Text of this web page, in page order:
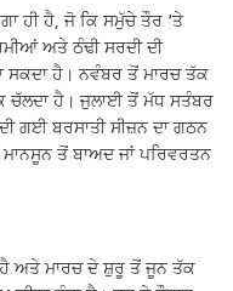
ਹੀ ਹੈ, ਜੋ ਕਿ ਸਮੁੱਚੇ ਤੌਰ ‘ਤੇ
ਅਤੇ ਠੰਢੀ ਸਰਦੀ ਦੀ
ਸਕਦਾ ਹੈ। ਨਵੰਬਰ ਤੋਂ ਮਾਰਚ ਤੱਕ
ਹੈ। ਜੁਲਾਈ ਤੋਂ ਮੱਧ ਸਤੰਬਰ
ਗਈ ਬਰਸਾਤੀ ਸੀਜ਼ਨ ਦਾ ਗਠਨ
ਤੋਂ ਬਾਅਦ ਜਾਂ ਪਰਿਵਰਤਨ
ਹੈ ਅਤੇ ਮਾਰਚ ਦੇ ਸ਼ੁਰੂ ਤੋਂ ਜੂਨ ਤੱਕ